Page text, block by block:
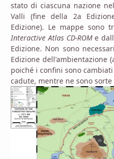
stato di ciascuna nazione
Valli (fine della 2a
Edizione). Le mappe sono
Interactive Atlas CD-ROMe
Edizione. Non sono
Edizione dell'ambientazione
poiché i confini sono
cadute, mentre ne sono sorte